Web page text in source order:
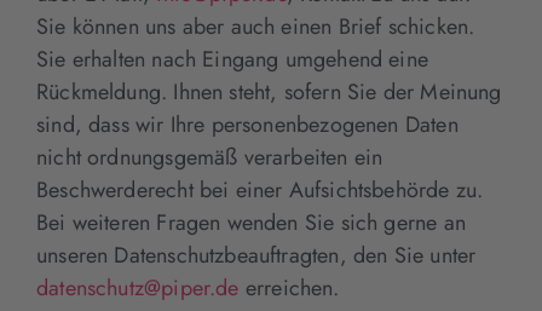
Sie können uns aber auch einen Brief schicken.
Sie erhalten nach Eingang umgehend eine
Rückmeldung. Ihnen steht, sofern Sie der Meinung
sind, dass wir Ihre personenbezogenen Daten
nicht ordnungsgemäß verarbeiten ein
Beschwerderecht bei einer Aufsichtsbehörde zu.
Bei weiteren Fragen wenden Sie sich gerne an
unseren Datenschutzbeauftragten, den Sie unter
datenschutz@piper.de erreichen.